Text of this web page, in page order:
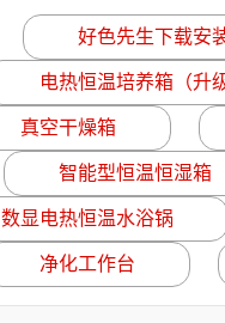
好色先生下载安
电热恒温培养箱（升
真空干燥箱
智能型恒温恒湿箱
数显电热恒温水浴锅
净化工作台